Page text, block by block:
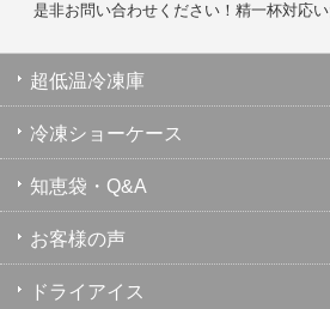
是非お問い合わせください！精一杯対応い
超低温冷凍庫
冷凍ショーケース
知恵袋・Q&A
お客様の声
ドライアイス